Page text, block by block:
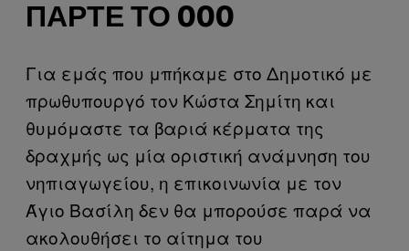
ΠΆΡΤΕ ΤΟ 000
Για εμάς που μπήκαμε στο Δημοτικό με
πρωθυπουργό τον Κώστα Σημίτη και
θυμόμαστε τα βαριά κέρματα της
δραχμής ως μία οριστική ανάμνηση του
νηπιαγωγείου, η επικοινωνία με τον
Άγιο Βασίλη δεν θα μπορούσε παρά να
ακολουθήσει το αίτημα του